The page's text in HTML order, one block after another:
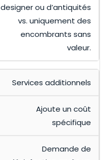
designer ou d’antiquités
vs. uniquement des
encombrants sans
valeur.
Services additionnels
Ajoute un coût
spécifique
Demande de